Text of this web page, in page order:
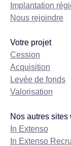
Implantation
Nous rejoindre
Votre projet
Cession
Acquisition
Levée de fonds
Valorisation
Nos autres sites
In Extenso
In Extenso